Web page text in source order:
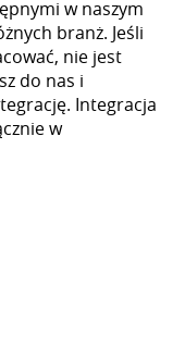
w naszym
branż. Jeśli
nie jest
do nas i
Integracja
w